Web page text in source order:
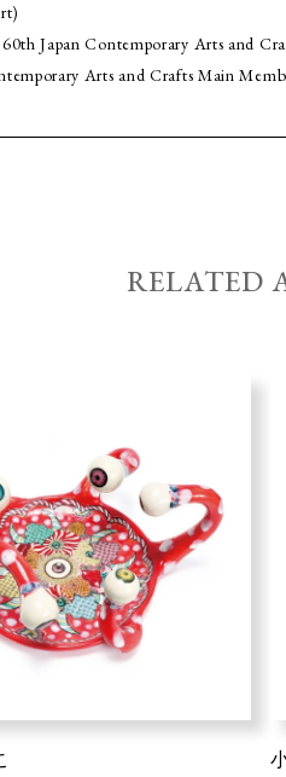
Japan Contemporary Arts and
Arts and Crafts Main
RELATED